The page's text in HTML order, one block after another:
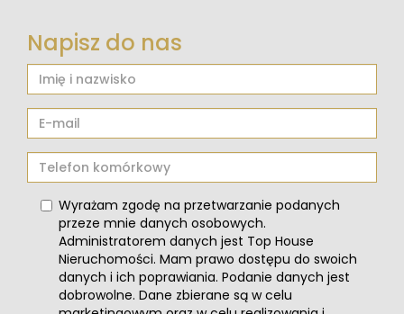
Napisz do nas
Wyrażam zgodę na przetwarzanie podanych
przeze mnie danych osobowych.
Administratorem danych jest Top House
Nieruchomości. Mam prawo dostępu do swoich
danych i ich poprawiania. Podanie danych jest
dobrowolne. Dane zbierane są w celu